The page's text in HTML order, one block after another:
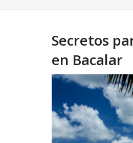
Secretos
en Bacalar